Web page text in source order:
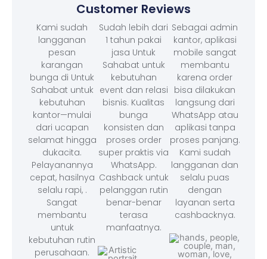
Customer Reviews
Kami sudah
langganan
pesan
karangan
bunga di Untuk
Sahabat untuk
kebutuhan
kantor—mulai
dari ucapan
selamat hingga
dukacita.
Pelayanannya
cepat, hasilnya
selalu rapi, .
Sangat
membantu
untuk
kebutuhan rutin
perusahaan.
Sudah lebih dari
1 tahun pakai
jasa Untuk
Sahabat untuk
kebutuhan
event dan relasi
bisnis. Kualitas
bunga
konsisten dan
proses order
super praktis via
WhatsApp.
Cashback untuk
pelanggan rutin
benar-benar
terasa
manfaatnya.
Sebagai admin
kantor, aplikasi
mobile sangat
membantu
karena order
bisa dilakukan
langsung dari
WhatsApp atau
aplikasi tanpa
proses panjang.
Kami sudah
langganan dan
selalu puas
dengan
layanan serta
cashbacknya.